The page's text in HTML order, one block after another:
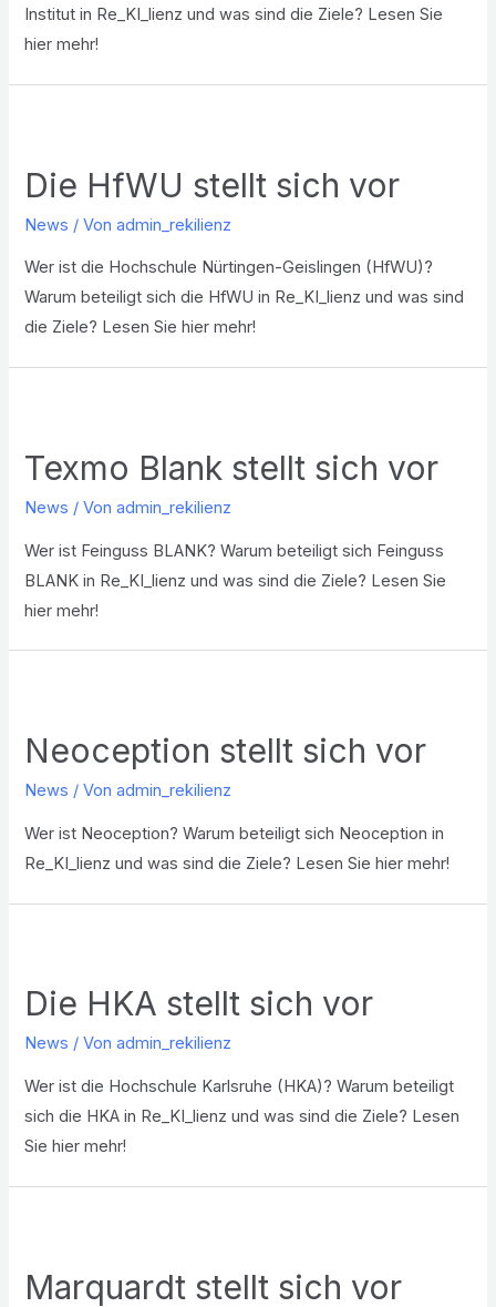
Institut in Re_KI_lienz und was sind die Ziele? Lesen Sie
hier mehr!
Die HfWU stellt sich vor
News / Vonadmin_rekilienz
Wer ist die Hochschule Nürtingen-Geislingen (HfWU)?
Warum beteiligt sich die HfWU in Re_KI_lienz und was sind
die Ziele? Lesen Sie hier mehr!
Texmo Blank stellt sich vor
News / Vonadmin_rekilienz
Wer ist Feinguss BLANK? Warum beteiligt sich Feinguss
BLANK in Re_KI_lienz und was sind die Ziele? Lesen Sie
hier mehr!
Neoception stellt sich vor
News / Vonadmin_rekilienz
Wer ist Neoception? Warum beteiligt sich Neoception in
Re_KI_lienz und was sind die Ziele? Lesen Sie hier mehr!
Die HKA stellt sich vor
News / Vonadmin_rekilienz
Wer ist die Hochschule Karlsruhe (HKA)? Warum beteiligt
sich die HKA in Re_KI_lienz und was sind die Ziele? Lesen
Sie hier mehr!
Marquardt stellt sich vor